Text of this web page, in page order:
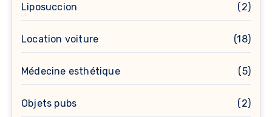
Liposuccion (2)
Location voiture (18)
Médecine esthétique (5)
Objets pubs (2)